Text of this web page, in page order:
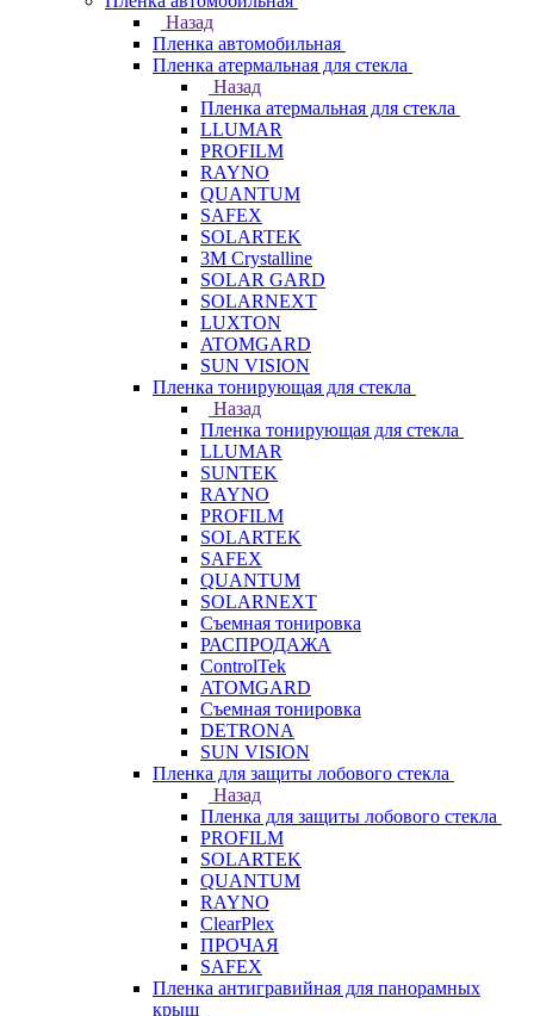
Назад
Пленка автомобильная
Пленка атермальная для стекла
Назад
Пленка атермальная для стекла
LLUMAR
PROFILM
RAYNO
QUANTUM
SAFEX
SOLARTEK
3M Crystalline
SOLAR GARD
SOLARNEXT
LUXTON
ATOMGARD
SUN VISION
Пленка тонирующая для стекла
Назад
Пленка тонирующая для стекла
LLUMAR
SUNTEK
RAYNO
PROFILM
SOLARTEK
SAFEX
QUANTUM
SOLARNEXT
Съемная тонировка
РАСПРОДАЖА
ControlTek
ATOMGARD
Съемная тонировка
DETRONA
SUN VISION
Пленка для защиты лобового стекла
Назад
Пленка для защиты лобового стекла
PROFILM
SOLARTEK
QUANTUM
RAYNO
ClearPlex
ПРОЧАЯ
SAFEX
Пленка антигравийная для панорамных
крыш